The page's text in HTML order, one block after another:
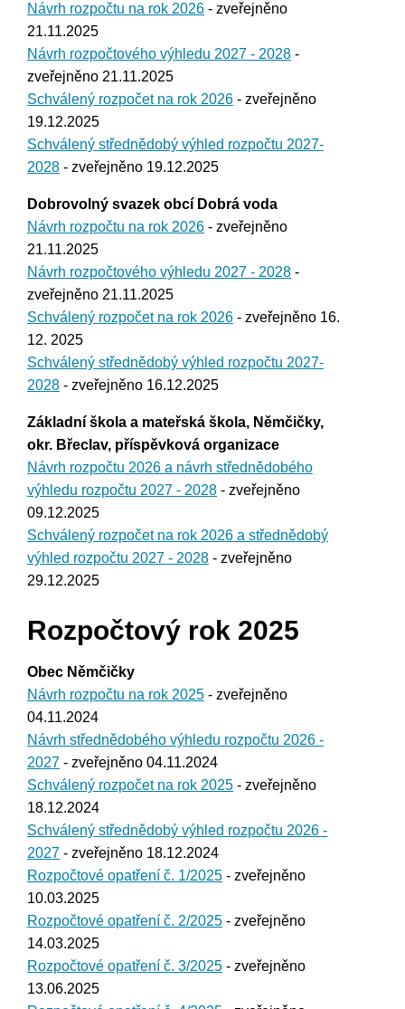
Návrh rozpočtu na rok 2026 - zveřejněno
21.11.2025
Návrh rozpočtového výhledu 2027 - 2028 -
zveřejněno 21.11.2025
Schválený rozpočet na rok 2026 - zveřejněno
19.12.2025
Schválený střednědobý výhled rozpočtu 2027-
2028 - zveřejněno 19.12.2025
Dobrovolný svazek obcí Dobrá voda
Návrh rozpočtu na rok 2026 - zveřejněno
21.11.2025
Návrh rozpočtového výhledu 2027 - 2028 -
zveřejněno 21.11.2025
Schválený rozpočet na rok 2026 - zveřejněno 16.
12. 2025
Schválený střednědobý výhled rozpočtu 2027-
2028 - zveřejněno 16.12.2025
Základní škola a mateřská škola, Němčičky,
okr. Břeclav, příspěvková organizace
Návrh rozpočtu 2026 a návrh střednědobého
výhledu rozpočtu 2027 - 2028 - zveřejněno
09.12.2025
Schválený rozpočet na rok 2026 a střednědobý
výhled rozpočtu 2027 - 2028 - zveřejněno
29.12.2025
Rozpočtový rok 2025
Obec Němčičky
Návrh rozpočtu na rok 2025 - zveřejněno
04.11.2024
Návrh střednědobého výhledu rozpočtu 2026 -
2027 - zveřejněno 04.11.2024
Schválený rozpočet na rok 2025 - zveřejněno
18.12.2024
Schválený střednědobý výhled rozpočtu 2026 -
2027 - zveřejněno 18.12.2024
Rozpočtové opatření č. 1/2025 - zveřejněno
10.03.2025
Rozpočtové opatření č. 2/2025 - zveřejněno
14.03.2025
Rozpočtové opatření č. 3/2025 - zveřejněno
13.06.2025